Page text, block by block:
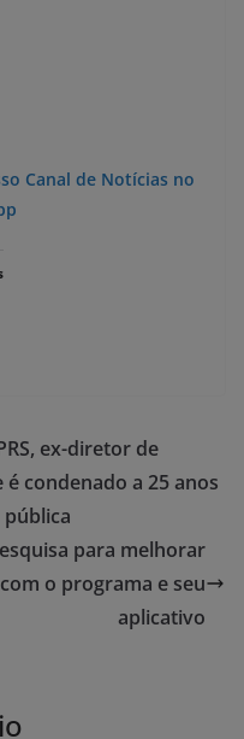
Canal de Notícias no
ex-diretor de
condenado a 25 anos
para melhorar
o programa e seu
aplicativo